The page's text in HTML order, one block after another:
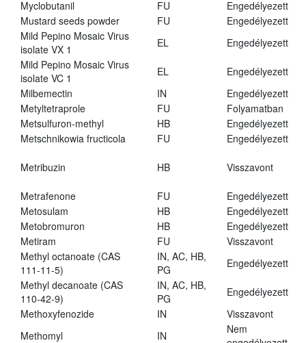
Myclobutanil FU
Engedélyezett
Mustard seeds powder
FU
Engedélyezett
Mild Pepino Mosaic Virus
isolate VX 1
EL
Engedélyezett
Mild Pepino Mosaic Virus
isolate VC 1
EL
Engedélyezett
Milbemectin
IN
Engedélyezett
Metyltetraprole
FU
Folyamatban
Metsulfuron-methyl
HB
Engedélyezett
Metschnikowia fructicola
FU Engedélyezett
Metribuzin HB Visszavont
Metrafenone FU
Engedélyezett
Metosulam
HB
Engedélyezett
Metobromuron
HB
Engedélyezett
Metiram
FU
Visszavont
Methyl octanoate (CAS
111-11-5)
IN, AC, HB,
PG
Engedélyezett
Methyl decanoate (CAS
110-42-9)
IN, AC, HB,
PG
Engedélyezett
Methoxyfenozide
IN
Visszavont
Methomyl
IN
Nem